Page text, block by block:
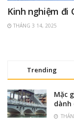
Kinh nghiệm đi
THÁNG 3 14, 2025
Trending
Mặc
dành